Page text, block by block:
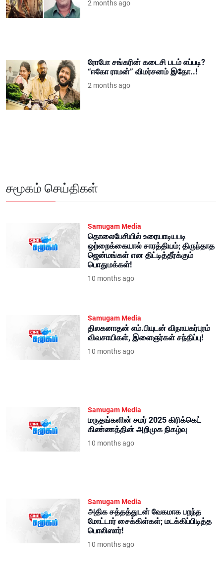
2 months ago
ரோபோ சங்கரின் கடைசி படம் எப்படி?
“ஈகோ ராமன்” விமர்சனம் இதோ..!
2 months ago
சமூகம் செய்திகள்
Samugam Media
தொலைபேசியில் உரையாடியபடி
ஒற்றைக்கையால் சாரத்தியம்; திருந்தாத
ஜென்மங்கள் என திட்டித்தீர்க்கும்
பொதுமக்கள்!
10 months ago
Samugam Media
திலகனாதன் எம்.பியுடன் விநாயகர்புரம்
விவசாயிகள், இளைஞர்கள் சந்திப்பு!
10 months ago
Samugam Media
மருதங்களின் சமர் 2025 கிரிக்கெட்
கிண்ணத்தின் அறிமுக நிகழ்வு
10 months ago
Samugam Media
அதிக சத்தத்துடன் வேகமாக பறந்த
மோட்டார் சைக்கிள்கள்; மடக்கிப்பிடித்த
பொலிஸார்!
10 months ago